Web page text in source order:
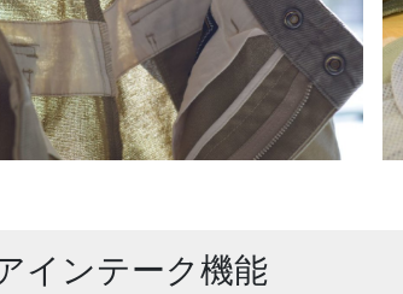
インテーク機能